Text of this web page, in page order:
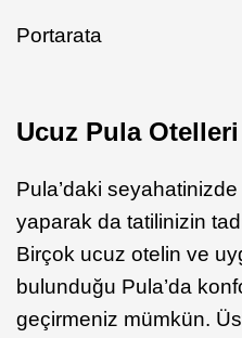
Portarata
Ucuz Pula Otelleri
Pula’daki
yaparak da tatilinizin
Birçok ucuz otelin ve
bulunduğu Pula’da
geçirmeniz mümkün.